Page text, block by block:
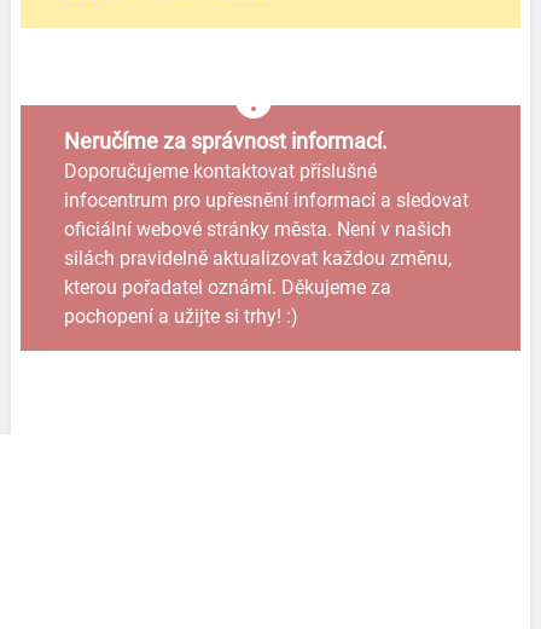
Neručíme za správnost informací.
Doporučujeme kontaktovat příslušné
infocentrum pro upřesnění informací a sledovat
oficiální webové stránky města. Není v našich
silách pravidelně aktualizovat každou změnu,
kterou pořadatel oznámí. Děkujeme za
pochopení a užijte si trhy! :)